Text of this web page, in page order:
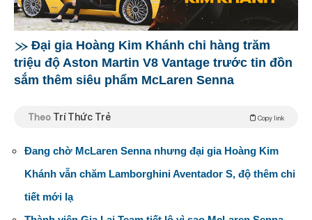
Đại gia Hoàng Kim Khánh chi hàng trăm
triệu độ Aston Martin V8 Vantage trước tin đồn
sắm thêm siêu phẩm McLaren Senna
Theo Trí Thức Trẻ Copy link
Đang chờ McLaren Senna nhưng đại gia Hoàng Kim
Khánh vẫn chăm Lamborghini Aventador S, độ thêm chi
tiết mới lạ